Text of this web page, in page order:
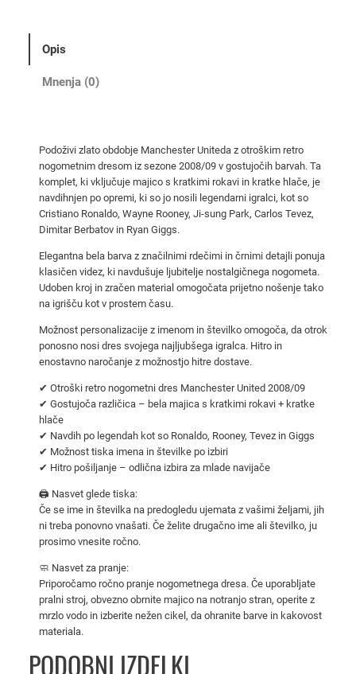
0
Opis
Mnenja (0)
Podoživi zlato obdobje Manchester Uniteda z otroškim retro
nogometnim dresom iz sezone 2008/09 v gostujočih barvah. Ta
komplet, ki vključuje majico s kratkimi rokavi in kratke hlače, je
navdihnjen po opremi, ki so jo nosili legendarni igralci, kot so
Cristiano Ronaldo, Wayne Rooney, Ji-sung Park, Carlos Tevez,
Dimitar Berbatov in Ryan Giggs.
Elegantna bela barva z značilnimi rdečimi in črnimi detajli ponuja
klasičen videz, ki navdušuje ljubitelje nostalgičnega nogometa.
Udoben kroj in zračen material omogočata prijetno nošenje tako
na igrišču kot v prostem času.
Možnost personalizacije z imenom in številko omogoča, da otrok
ponosno nosi dres svojega najljubšega igralca. Hitro in
enostavno naročanje z možnostjo hitre dostave.
✔ Otroški retro nogometni dres Manchester United 2008/09
✔ Gostujoča različica – bela majica s kratkimi rokavi + kratke
hlače
✔ Navdih po legendah kot so Ronaldo, Rooney, Tevez in Giggs
✔ Možnost tiska imena in številke po izbiri
✔ Hitro pošiljanje – odlična izbira za mlade navijače
🖨️ Nasvet glede tiska:
Če se ime in številka na predogledu ujemata z vašimi željami, jih
ni treba ponovno vnašati. Če želite drugačno ime ali številko, ju
prosimo vnesite ročno.
🧼 Nasvet za pranje:
Priporočamo ročno pranje nogometnega dresa. Če uporabljate
pralni stroj, obvezno obrnite majico na notranjo stran, operite z
mrzlo vodo in izberite nežen cikel, da ohranite barve in kakovost
materiala.
PODOBNI IZDELKI